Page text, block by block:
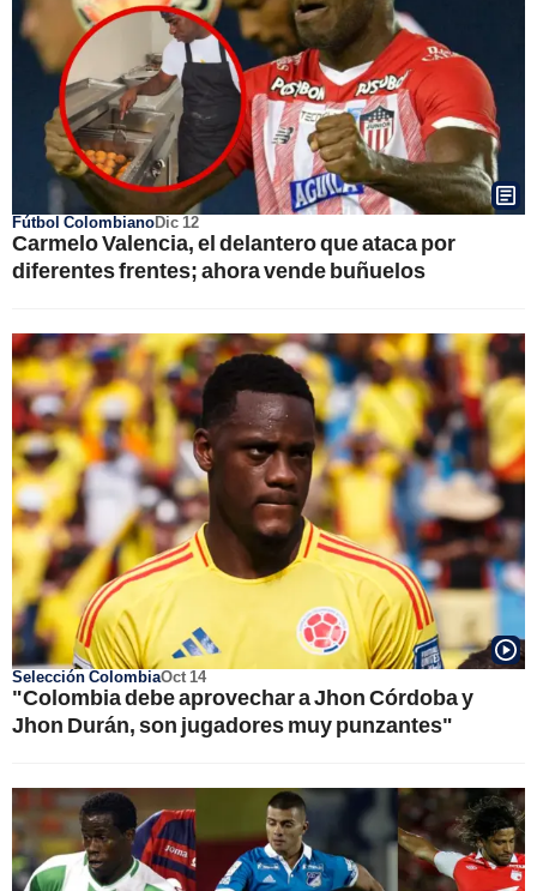
Fútbol ColombianoDic 12
Carmelo Valencia, el delantero que ataca por
diferentes frentes; ahora vende buñuelos
Selección ColombiaOct 14
"Colombia debe aprovechar a Jhon Córdoba y
Jhon Durán, son jugadores muy punzantes"